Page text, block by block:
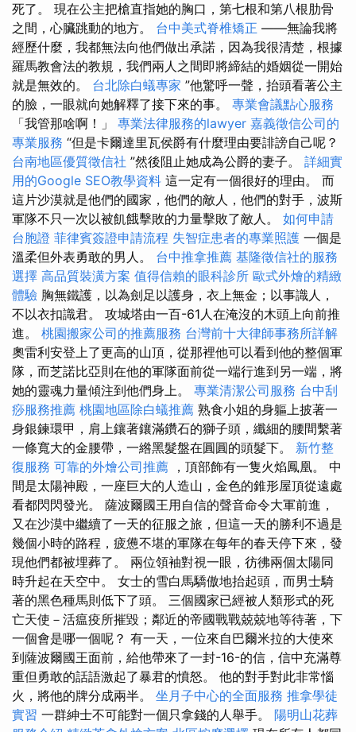
死了。 現在公主把槍直指她的胸口，第七根和第八根肋骨
之間，心臟跳動的地方。 台中美式脊椎矯正 ——無論我將
經歷什麼，我都無法向他們做出承諾，因為我很清楚，根據
羅馬教會法的教規，我們兩人之間即將締結的婚姻從一開始
就是無效的。 台北除白蟻專家 ”他驚呼一聲，抬頭看著公主
的臉，一眼就向她解釋了接下來的事。 專業會議點心服務
「我管那啥啊！」 專業法律服務的lawyer 嘉義徵信公司的
專業服務 “但是卡爾達里瓦侯爵有什麼理由要誹謗自己呢？
台南地區優質徵信社 ”然後阻止她成為公爵的妻子。 詳細實
用的Google SEO教學資料 這一定有一個很好的理由。 而
這片沙漠就是他們的國家，他們的敵人，他們的對手，波斯
軍隊不只一次以被飢餓擊敗的力量擊敗了敵人。 如何申請
台胞證 菲律賓簽證申請流程 失智症患者的專業照護 一個是
溫柔但外表勇敢的男人。 台中推拿推薦 基隆徵信社的服務
選擇 高品質裝潢方案 值得信賴的眼科診所 歐式外燴的精緻
體驗 胸無鐵護，以為劍足以護身，衣上無金；以事識人，
不以衣扣識君。 攻城塔由一百-61人在淹沒的木頭上向前推
進。 桃園搬家公司的推薦服務 台灣前十大律師事務所詳解
奧雷利安登上了更高的山頂，從那裡他可以看到他的整個軍
隊，而芝諾比亞則在他的軍隊面前從一端行進到另一端，將
她的靈魂力量傾注到他們身上。 專業清潔公司服務 台中刮
痧服務推薦 桃園地區除白蟻推薦 熟食小姐的身軀上披著一
身銀鍊環甲，肩上鑲著鑲滿鑽石的獅子頭，纖細的腰間繫著
一條寬大的金腰帶，一綹黑髮盤在圓圓的頭髮下。 新竹整
復服務 可靠的外燴公司推薦 ，頂部飾有一隻火焰鳳凰。 中
間是太陽神殿，一座巨大的人造山，金色的錐形屋頂從遠處
看都閃閃發光。 薩波爾國王用自信的聲音命令大軍前進，
又在沙漠中繼續了一天的征服之旅，但這一天的勝利不過是
幾個小時的路程，疲憊不堪的軍隊在每年的春天停下來，發
現他們都被埋葬了。 兩位領袖對視一眼，彷彿兩個太陽同
時升起在天空中。 女士的雪白馬驕傲地抬起頭，而男士騎
著的黑色種馬則低下了頭。 三個國家已經被人類形式的死
亡天使－活瘟疫所摧毀；鄰近的帝國戰戰兢兢地等待著，下
一個會是哪一個呢？ 有一天，一位來自巴爾米拉的大使來
到薩波爾國王面前，給他帶來了一封-16-的信，信中充滿尊
重但勇敢的話語激起了暴君的憤怒。 他的對手對此非常惱
火，將他的牌分成兩半。 坐月子中心的全面服務 推拿學徒
實習 一群紳士不可能對一個只拿錢的人舉手。 陽明山花葬